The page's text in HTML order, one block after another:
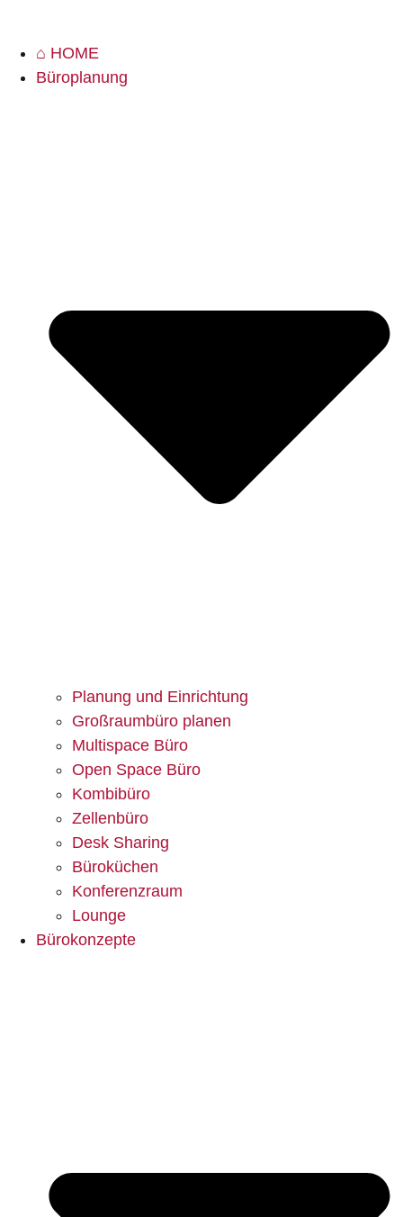
⌂ HOME
Büroplanung
Planung und Einrichtung
Großraumbüro planen
Multispace Büro
Open Space Büro
Kombibüro
Zellenbüro
Desk Sharing
Büroküchen
Konferenzraum
Lounge
Bürokonzepte